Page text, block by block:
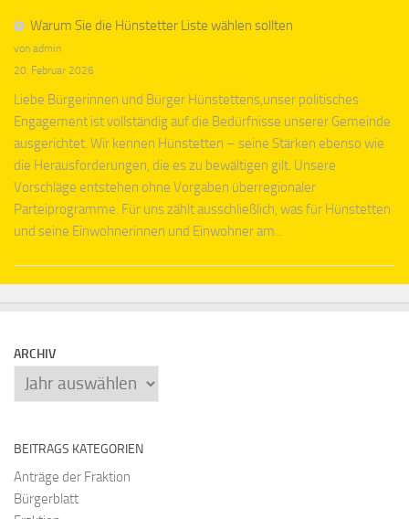
Warum Sie die Hünstetter Liste wählen sollten
von admin
20. Februar 2026
Liebe Bürgerinnen und Bürger Hünstettens,unser politisches
Engagement ist vollständig auf die Bedürfnisse unserer Gemeinde
ausgerichtet. Wir kennen Hünstetten – seine Stärken ebenso wie
die Herausforderungen, die es zu bewältigen gilt. Unsere
Vorschläge entstehen ohne Vorgaben überregionaler
Parteiprogramme. Für uns zählt ausschließlich, was für Hünstetten
und seine Einwohnerinnen und Einwohner am...
ARCHIV
Archiv
BEITRAGS KATEGORIEN
Anträge der Fraktion
Bürgerblatt